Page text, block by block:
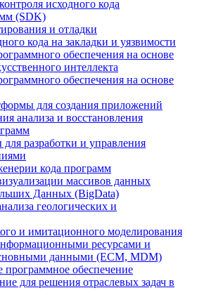
исходного кода
(SDK)
и отладки
кода на закладки и уязвимости
обеспечения на основе
интеллекта
обеспечения на основе
для создания приложений
анализа и восстановления
разработки и управления
кода программ
массивов данных
Данных (BigData)
геологических и
и имитационного моделирования
ресурсами и
данными (ECM, MDM)
программное обеспечение
для решения отраслевых задач в